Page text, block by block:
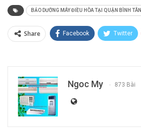
BẢO DƯỠNG MÁY ĐIỀU HÒA TẠI QUẬN BÌNH TÂN
Share Facebook Twitter
Ngoc My 873 Bài